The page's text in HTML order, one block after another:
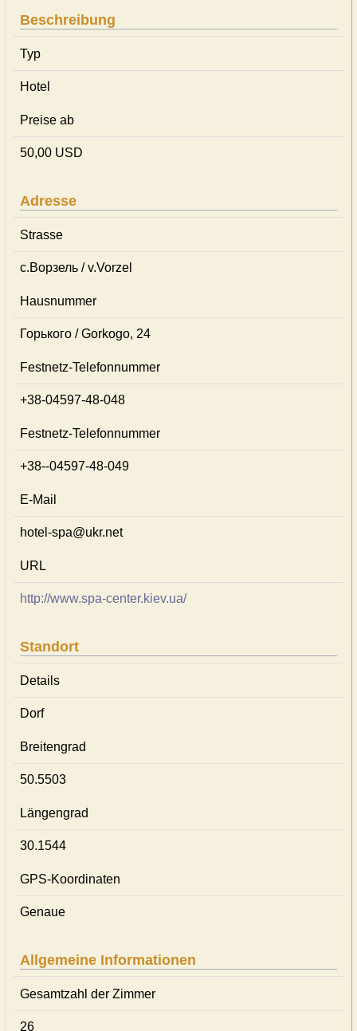
Beschreibung
Typ
Hotel
Preise ab
50,00 USD
Adresse
Strasse
с.Ворзель / v.Vorzel
Hausnummer
Горького / Gorkogo, 24
Festnetz-Telefonnummer
+38-04597-48-048
Festnetz-Telefonnummer
+38--04597-48-049
E-Mail
hotel-spa@ukr.net
URL
http://www.spa-center.kiev.ua/
Standort
Details
Dorf
Breitengrad
50.5503
Längengrad
30.1544
GPS-Koordinaten
Genaue
Allgemeine Informationen
Gesamtzahl der Zimmer
26